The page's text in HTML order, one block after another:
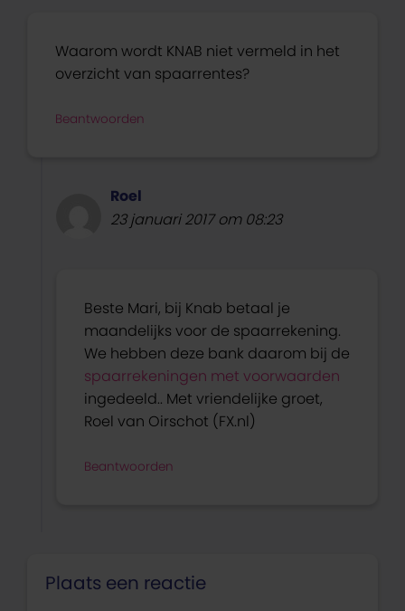
Waarom wordt KNAB niet vermeld in het
overzicht van spaarrentes?
Beantwoorden
Roel
23 januari 2017 om 08:23
Beste Mari, bij Knab betaal je
maandelijks voor de spaarrekening.
We hebben deze bank daarom bij de
spaarrekeningen met voorwaarden
ingedeeld.. Met vriendelijke groet,
Roel van Oirschot (FX.nl)
Beantwoorden
Plaats een reactie